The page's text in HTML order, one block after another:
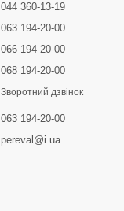
044 360-13-19
063 194-20-00
066 194-20-00
068 194-20-00
Зворотний дзвінок
063 194-20-00
pereval@i.ua